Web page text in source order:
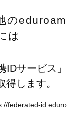
のeduroam
は
サービス」
します。
federated-id.eduro